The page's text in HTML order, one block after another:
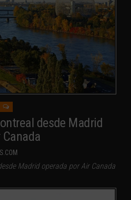
desde Madrid
Madrid operada por Air Canada